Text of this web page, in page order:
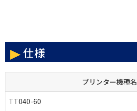
仕様
プリンター機種名
TT040-60